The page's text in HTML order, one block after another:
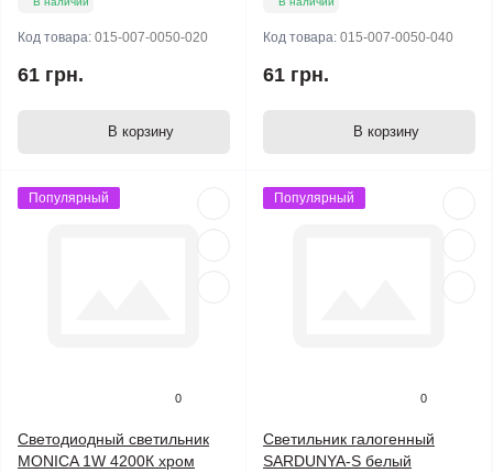
Код товара: 015-007-0050-020
61 грн.
В корзину
Код товара: 015-007-0050-040
61 грн.
В корзину
Популярный
0
Светодиодный светильник
MONICA 1W 4200К хром
Популярный
0
Светильник галогенный
SARDUNYA-S белый